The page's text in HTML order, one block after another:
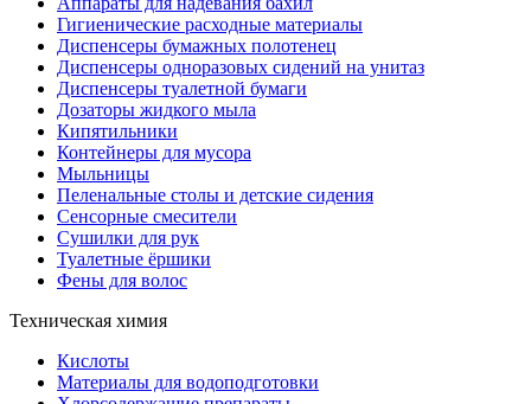
Гигиенические расходные материалы
Диспенсеры бумажных полотенец
Диспенсеры одноразовых сидений на унитаз
Диспенсеры туалетной бумаги
Дозаторы жидкого мыла
Кипятильники
Контейнеры для мусора
Мыльницы
Пеленальные столы и детские сидения
Сенсорные смесители
Сушилки для рук
Туалетные ёршики
Фены для волос
Техническая химия
Кислоты
Материалы для водоподготовки